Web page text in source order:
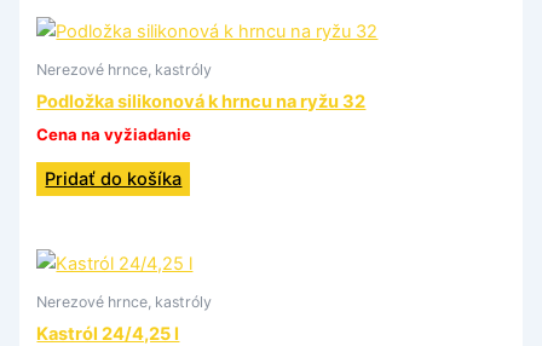
Nerezové hrnce, kastróly
Podložka silikonová k hrncu na ryžu 32
Cena na vyžiadanie
Pridať do košíka
Nerezové hrnce, kastróly
Kastról 24/4,25 l